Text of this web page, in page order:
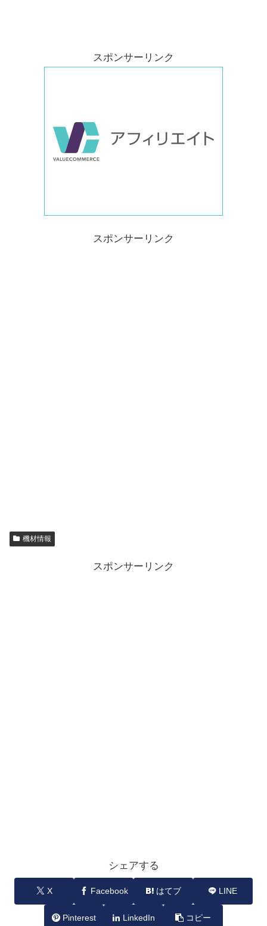
スポンサーリンク
スポンサーリンク
機材情報
スポンサーリンク
シェアする
X Facebook はてブ LINE
Pinterest LinkedIn コピー